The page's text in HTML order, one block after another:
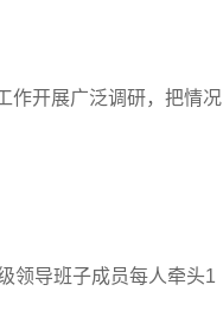
开展广泛调研，把情况
领导班子成员每人牵头1